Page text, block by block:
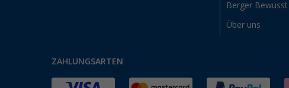
Berger Bewusst
Über uns
ZAHLUNGSARTEN